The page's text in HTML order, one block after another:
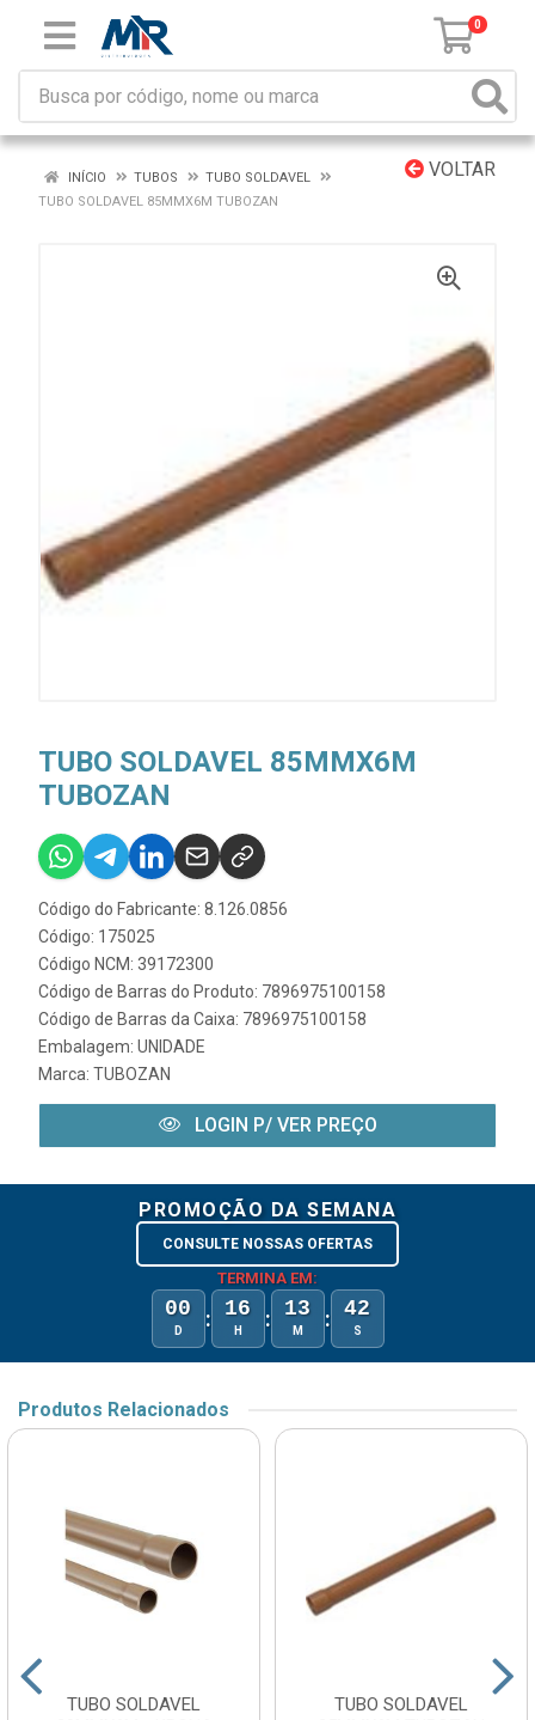
0
VOLTAR
INÍCIO TUBOS
TUBO SOLDAVEL
TUBO SOLDAVEL 85MMX6M TUBOZAN
TUBO SOLDAVEL 85MMX6M
TUBOZAN
Código do Fabricante: 8.126.0856
Código: 175025
Código NCM: 39172300
Código de Barras do Produto: 7896975100158
Código de Barras da Caixa: 7896975100158
Embalagem: UNIDADE
Marca: TUBOZAN
LOGIN P/ VER PREÇO
PROMOÇÃO DA SEMANA
CONSULTE NOSSAS OFERTAS
TERMINA EM:
00
D : 16
H : 13
M : 42
S
Produtos Relacionados
TUBO SOLDAVEL
TUBO SOLDAVEL